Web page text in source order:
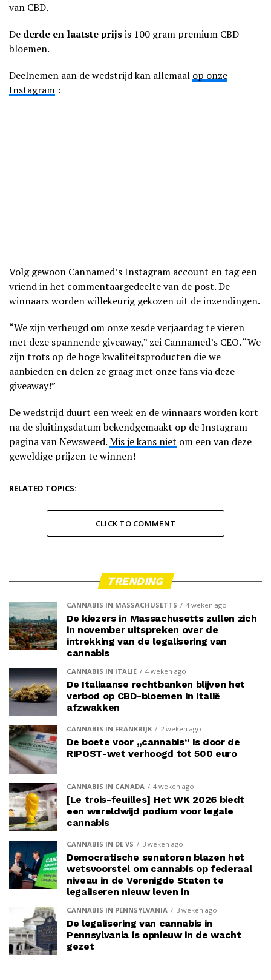
van CBD.
De derde en laatste prijsis 100 gram premium CBD
bloemen.
Deelnemen aan de wedstrijd kan allemaal op onze
Instagram :
Volg gewoon Cannamed’s Instagram account en tag een
vriend in het commentaargedeelte van de post. De
winnaars worden willekeurig gekozen uit de inzendingen.
“We zijn verheugd om onze zesde verjaardag te vieren
met deze spannende giveaway,” zei Cannamed’s CEO. “We
zijn trots op de hoge kwaliteitsproducten die we
aanbieden en delen ze graag met onze fans via deze
giveaway!”
De wedstrijd duurt een week en de winnaars worden kort
na de sluitingsdatum bekendgemaakt op de Instagram-
pagina van Newsweed.Mis je kans niet om een van deze
geweldige prijzen te winnen!
RELATED TOPICS:
CLICK TO COMMENT
TRENDING
CANNABIS IN MASSACHUSETTS 4 weken ago
De kiezers in Massachusetts zullen zich
in november uitspreken over de
intrekking van de legalisering van
cannabis
CANNABIS IN ITALIË 4 weken ago
De Italiaanse rechtbanken blijven het
verbod op CBD-bloemen in Italië
afzwakken
CANNABIS IN FRANKRIJK 2 weken ago
De boete voor „cannabis“ is door de
RIPOST-wet verhoogd tot 500 euro
CANNABIS IN CANADA 4 weken ago
[Le trois-feuilles] Het WK 2026 biedt
een wereldwijd podium voor legale
cannabis
CANNABIS IN DE VS 3 weken ago
Democratische senatoren blazen het
wetsvoorstel om cannabis op federaal
niveau in de Verenigde Staten te
legaliseren nieuw leven in
CANNABIS IN PENNSYLVANIA 3 weken ago
De legalisering van cannabis in
Pennsylvania is opnieuw in de wacht
gezet